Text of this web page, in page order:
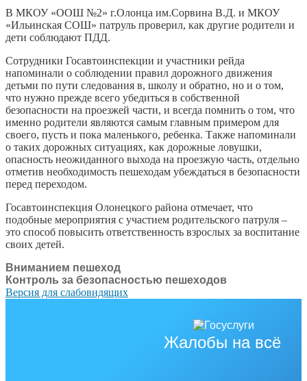
В МКОУ «ООШ №2» г.Олонца им.Сорвина В.Д. и МКОУ
«Ильинская СОШ» патруль проверил, как другие родители и
дети соблюдают ПДД.
Сотрудники Госавтоинспекции и участники рейда
напоминали о соблюдении правил дорожного движения
детьми по пути следования в, школу и обратно, но и о том,
что нужно прежде всего убедиться в собственной
безопасности на проезжей части, и всегда помнить о том, что
именно родители являются самым главным примером для
своего, пусть и пока маленького, ребенка. Также напоминали
о таких дорожных ситуациях, как дорожные ловушки,
опасность неожиданного выхода на проезжую часть, отдельно
отметив необходимость пешеходам убеждаться в безопасности
перед переходом.
Госавтоинспекция Олонецкого района отмечает, что
подобные мероприятия с участием родительского патруля –
это способ повысить ответственность взрослых за воспитание
своих детей.
Вниманием пешеход
Контроль за безопасностью пешеходов
Версия для слабовидящих
Жалобы на всё